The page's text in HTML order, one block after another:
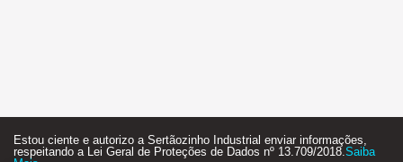
Estou ciente e autorizo a Sertãozinho Industrial enviar informações,
respeitando a Lei Geral de Proteções de Dados nº 13.709/2018. Saiba